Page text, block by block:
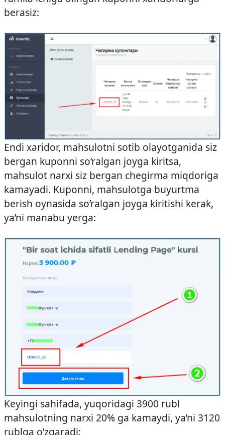
berasiz:
Endi xaridor, mahsulotni sotib olayotganida siz
bergan kuponni so’ralgan joyga kiritsa,
mahsulot narxi siz bergan chegirma miqdoriga
kamayadi. Kuponni, mahsulotga buyurtma
berish oynasida so’ralgan joyga kiritishi kerak,
ya’ni manabu yerga:
Keyingi sahifada, yuqoridagi 3900 rubl
mahsulotning narxi 20% ga kamaydi, ya’ni 3120
rublga o’zgaradi: